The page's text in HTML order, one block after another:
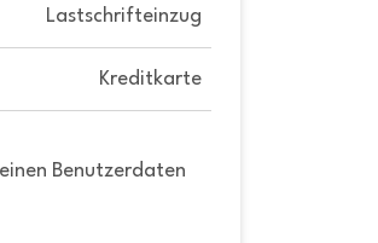
Lastschrifteinzug
Kreditkarte
Benutzerdaten